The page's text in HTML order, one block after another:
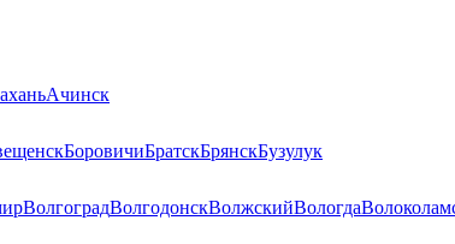
Ачинск
БоровичиБратскБрянскБузулук
ВолгоградВолгодонскВолжскийВологда